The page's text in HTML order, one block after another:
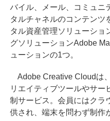
バイル、メール、コミュニ
タルチャネルのコンテンツ
タル資産管理ソリューショ
グソリューションAdobe
ューションの1つ。
Adobe Creative Cloudは
リエイティブツールやサー
制サービス。会員にはクラ
供され、端末を問わず制作